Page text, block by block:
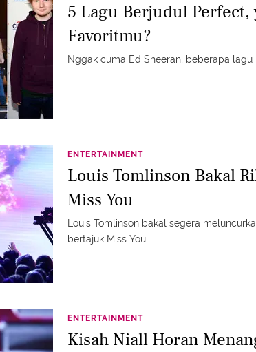
5 Lagu Berjudul Perfect,
Favoritmu?
Nggak cuma Ed Sheeran, beberapa lagu
ENTERTAINMENT
Louis Tomlinson Bakal
Miss You
Louis Tomlinson bakal segera
bertajuk Miss You.
ENTERTAINMENT
Kisah Niall Horan